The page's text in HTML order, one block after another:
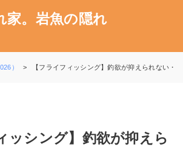
家。岩魚の隠れ
） 【フライフィッシング】釣欲が抑えられない・
ッシング】釣欲が抑えら